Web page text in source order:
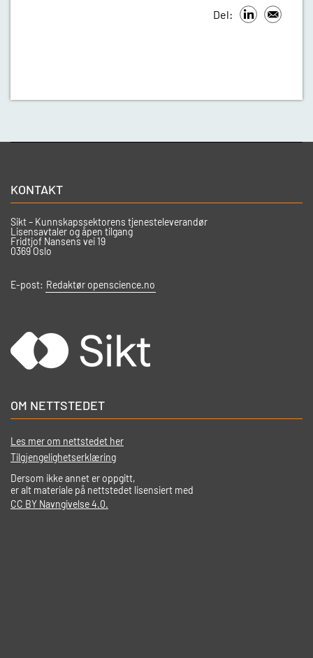
Del:
KONTAKT
Sikt – Kunnskapssektorens tjenesteleverandør
Lisensavtaler og åpen tilgang
Fridtjof Nansens vei 19
0369 Oslo
E-post: Redaktør openscience.no
OM NETTSTEDET
Les mer om nettstedet her
Tilgjengelighetserklæring
Dersom ikke annet er oppgitt,
er alt materiale på nettstedet lisensiert med
CC BY Navngivelse 4.0.